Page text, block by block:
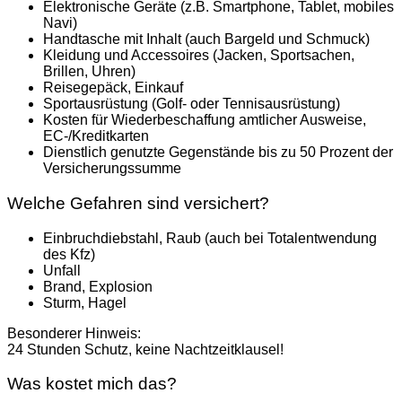
Elektronische Geräte (z.B. Smartphone, Tablet, mobiles
Navi)
Handtasche mit Inhalt (auch Bargeld und Schmuck)
Kleidung und Accessoires (Jacken, Sportsachen,
Brillen, Uhren)
Reisegepäck, Einkauf
Sportausrüstung (Golf- oder Tennisausrüstung)
Kosten für Wiederbeschaffung amtlicher Ausweise,
EC-/Kreditkarten
Dienstlich genutzte Gegenstände bis zu 50 Prozent der
Versicherungssumme
Welche Gefahren sind versichert?
Einbruchdiebstahl, Raub (auch bei Totalentwendung
des Kfz)
Unfall
Brand, Explosion
Sturm, Hagel
Besonderer Hinweis:
24 Stunden Schutz, keine Nachtzeitklausel!
Was kostet mich das?